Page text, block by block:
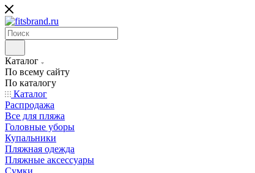
Каталог
По всему сайту
По каталогу
Каталог
Распродажа
Все для пляжа
Головные уборы
Купальники
Пляжная одежда
Пляжные аксессуары
Сумки